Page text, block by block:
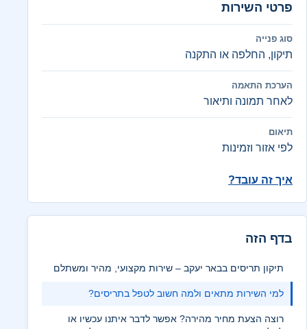
בדף הזה
תיקון תריסים בבאר יעקב – שירות מקצועי, מהיר ומשתלם
למי השירות מתאים ולמה חשוב לטפל בתריסים?
רוצה הצעת מחיר מהירה? אפשר לדבר איתנו עכשיו או
פרטי השירות
סוג פנייה
תיקון, החלפה או התקנה
הערכת התאמה
לאחר תמונה ותיאור
תיאום
לפי אזור וזמינות
איך זה עובד?